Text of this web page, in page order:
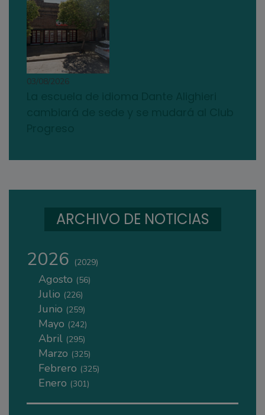
03/08/2026
ARCHIVO DE NOTICIAS
2026 (2029)
Agosto (56)
Julio (226)
Junio (259)
Mayo (242)
Abril (295)
Marzo (325)
Febrero (325)
Enero (301)